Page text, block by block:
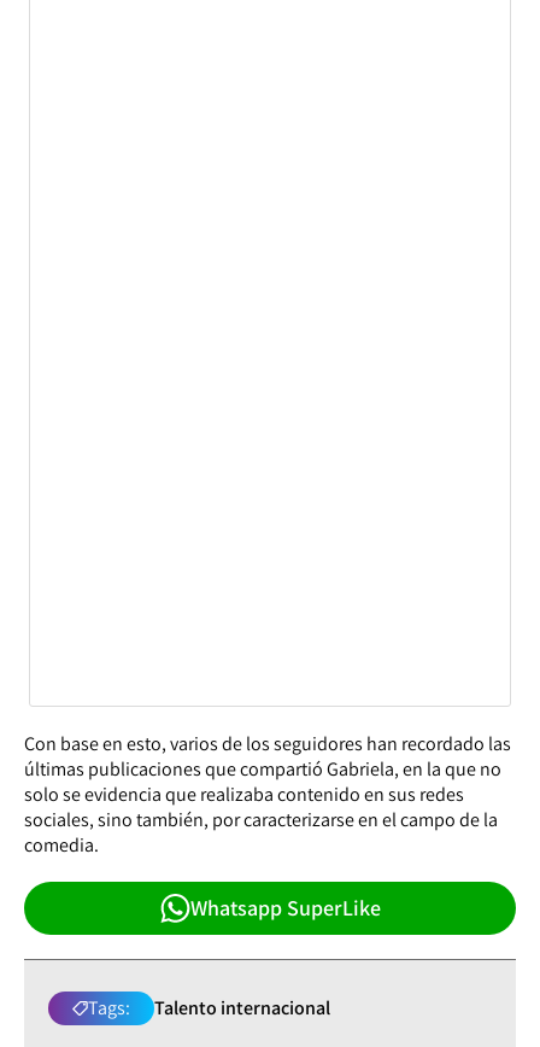
Con base en esto, varios de los seguidores han recordado las
últimas publicaciones que compartió Gabriela, en la que no
solo se evidencia que realizaba contenido en sus redes
sociales, sino también, por caracterizarse en el campo de la
comedia.
Whatsapp SuperLike
Tags: Talento internacional